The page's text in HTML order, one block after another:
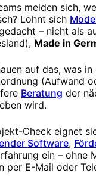
melden sich,
Lohnt sich
– nicht als
Made in
auf das, was
(Aufwand
Beratung der
wird.
Check eignet
Software,
ein – ohne
per E-Mail oder